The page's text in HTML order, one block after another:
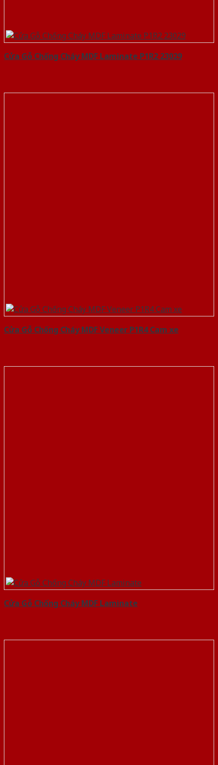
Cửa Gỗ Chống Cháy MDF Laminate P1R2 23029
Cửa Gỗ Chống Cháy MDF Veneer P1R4 Cam xe
Cửa Gỗ Chống Cháy MDF Laminate